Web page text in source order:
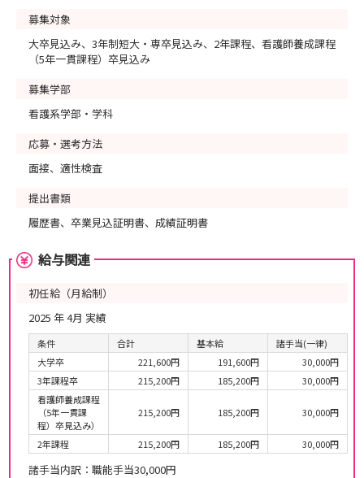
募集対象
大卒見込み、3年制短大・専卒見込み、2年課程、看護師養成課程
（5年一貫課程）卒見込み
募集学部
看護系学部・学科
応募・選考方法
面接、適性検査
提出書類
履歴書、卒業見込証明書、成績証明書
給与関連
初任給（月給制）
2025 年 4月 実績
条件 合計 基本給
諸手当(一律)
大学卒
221,600円 191,600円
30,000円
3年課程卒
215,200円 185,200円
30,000円
看護師養成課程
（5年一貫課
程）卒見込み）
215,200円 185,200円 30,000円
2年課程 215,200円 185,200円 30,000円
諸手当内訳：職能手当30,000円